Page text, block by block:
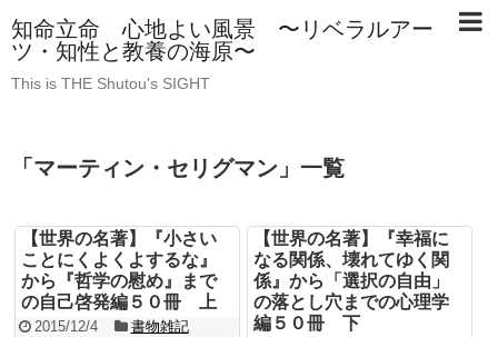
知命立命 心地よい風景 〜リベラルアー
ツ・知性と教養の海原〜
This is THE Shutou's SIGHT
「 マーティン・セリグマン 」 一覧
【世界の名著】『小さい
ことにくよくよするな』
から『哲学の慰め』まで
の自己啓発編５０冊 上
2015/12/4 書物雑記
【世界の名著】『幸福に
なる関係、壊れてゆく関
係』から「選択の自由」
の落とし穴までの心理学
編５０冊 下